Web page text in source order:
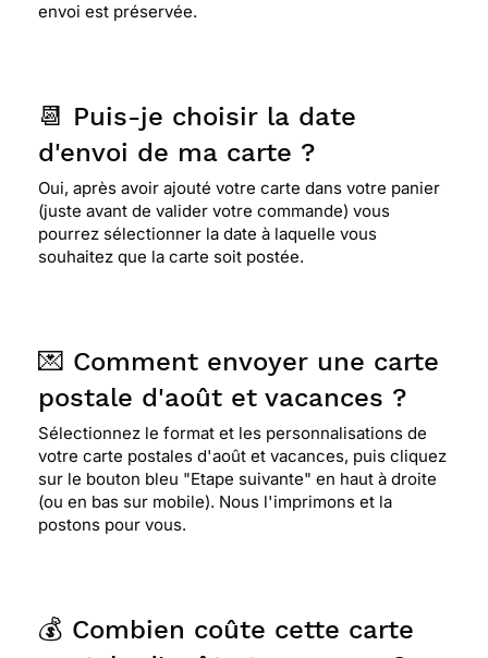
envoi est préservée.
📆 Puis-je choisir la date
d'envoi de ma carte ?
Oui, après avoir ajouté votre carte dans votre panier
(juste avant de valider votre commande) vous
pourrez sélectionner la date à laquelle vous
souhaitez que la carte soit postée.
💌 Comment envoyer une carte
postale d'août et vacances ?
Sélectionnez le format et les personnalisations de
votre carte postales d'août et vacances, puis cliquez
sur le bouton bleu "Etape suivante" en haut à droite
(ou en bas sur mobile). Nous l'imprimons et la
postons pour vous.
💰 Combien coûte cette carte